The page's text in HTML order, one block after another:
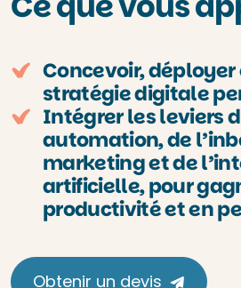
Concevoir,
stratégie digitale
Intégrer les leviers
automation, de
marketing et de
artificielle, pour
productivité et en
Obtenir un devis